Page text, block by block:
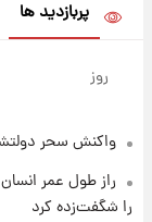
پربازدید ها
روز
واکنش سحر
را شگفت‌زده کرد